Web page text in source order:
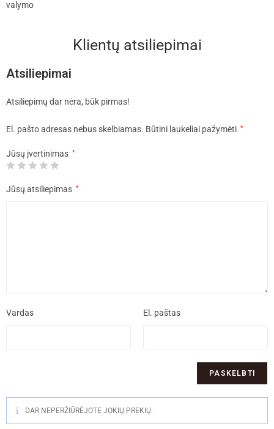
valymo
Klientų atsiliepimai
Atsiliepimai
Atsiliepimų dar nėra, būk pirmas!
El. pašto adresas nebus skelbiamas. Būtini laukeliai pažymėti *
Jūsų įvertinimas *
Jūsų atsiliepimas *
Vardas El. paštas
DAR NEPERŽIŪRĖJOTE JOKIŲ PREKIŲ.